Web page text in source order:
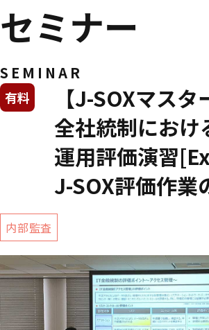
セミナー
SEMINAR
【J-SOXマスタ
全社統制におけ
運用評価演習
J-SOX評価作業
有料
内部監査